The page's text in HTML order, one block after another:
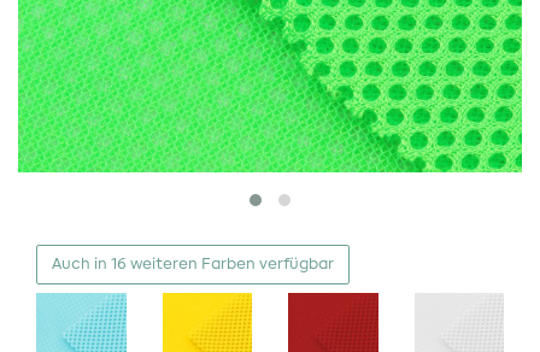
Auch in 16 weiteren Farben verfügbar